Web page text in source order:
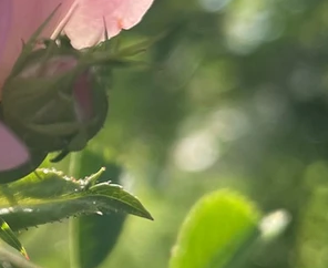
Adventkalender 2021 Hildegard von Bingen